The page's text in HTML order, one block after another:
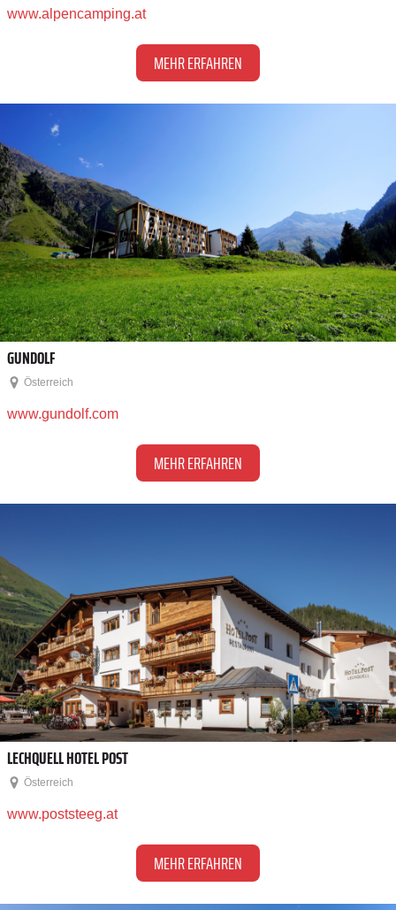
www.alpencamping.at
MEHR ERFAHREN
GUNDOLF
Österreich
www.gundolf.com
MEHR ERFAHREN
LECHQUELL HOTEL POST
Österreich
www.poststeeg.at
MEHR ERFAHREN